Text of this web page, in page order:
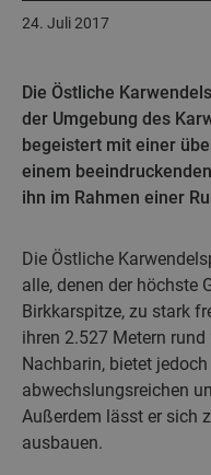
24. Juli 2017
Die Östliche
der Umgebung des
begeistert mit einer
einem
ihn im Rahmen einer
Die Östliche
alle, denen der höchste
Birkkarspitze, zu stark
ihren 2.527 Metern
Nachbarin, bietet
abwechslungsreichen
Außerdem lässt er sich
ausbauen.